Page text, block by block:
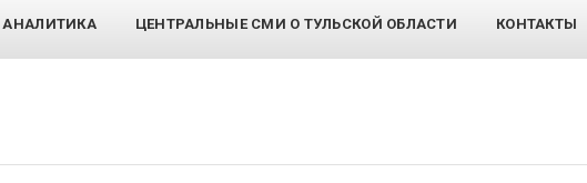
АНАЛИТИКА ЦЕНТРАЛЬНЫЕ СМИ О ТУЛЬСКОЙ ОБЛАСТИ КОНТАКТЫ